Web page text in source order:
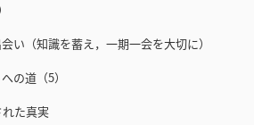
い（知識を蓄え，一期一会を大切に）
の道（5）
た真実